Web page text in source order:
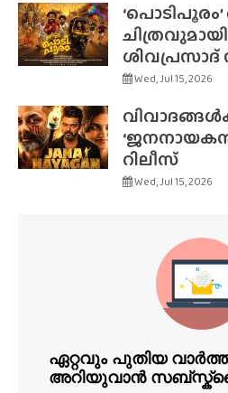
ശിവപ്രസാദ്
Wed, Jul 15, 2026
റിലീസ്
Wed, Jul 15, 2026
ഏറ്റവും പുതിയ
അറിയുവാൻ